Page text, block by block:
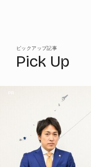
ピックアップ記事
Pick Up
PR